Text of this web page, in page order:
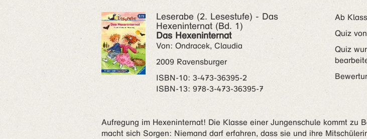
Leserabe (2. Lesestufe) - Das
Hexeninternat (Bd. 1)
Das Hexeninternat
Von: Ondracek, Claudia
2009 Ravensburger
ISBN‑10: 3-473-36395-2
ISBN‑13: 978-3-473-36395-7
Ab
Quiz
Quiz
Aufregung im Hexeninternat! Die Klasse einer Jungenschule kommt zu
macht sich Sorgen: Niemand darf erfahren, dass sie und ihre